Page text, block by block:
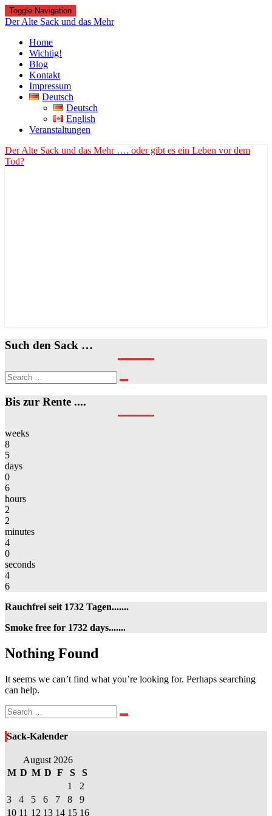
Toggle Navigation
Der Alte Sack und das Mehr
Home
Wichtig!
Blog
Kontakt
Impressum
Deutsch
Deutsch
English
Veranstaltungen
Der Alte Sack und das Mehr …. oder gibt es ein Leben vor dem
Tod?
Such den Sack …
Search
for:
Search
Bis zur Rente ....
weeks
8
5
days
0
6
hours
2
2
minutes
4
0
seconds
4
6
Rauchfrei seit 1732 Tagen.......
Smoke free for 1732 days.......
Nothing
Found
Nothing Found
It seems we can’t find what you’re looking for. Perhaps searching
can help.
Search
for:
Search
Sack-Kalender
August 2026
M D M D F S
S
1
2
3
4 5 6 7 8
9
10 11 12 13 14 15 16